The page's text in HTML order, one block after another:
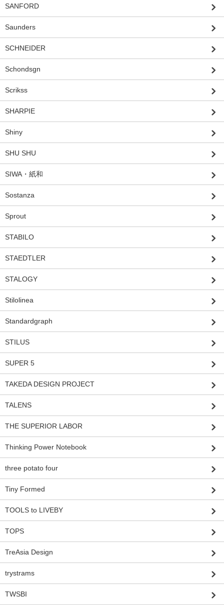
SANFORD
Saunders
SCHNEIDER
Schondsgn
Scrikss
SHARPIE
Shiny
SHU SHU
SIWA・紙和
Sostanza
Sprout
STABILO
STAEDTLER
STALOGY
Stilolinea
Standardgraph
STILUS
SUPER 5
TAKEDA DESIGN PROJECT
TALENS
THE SUPERIOR LABOR
Thinking Power Notebook
three potato four
Tiny Formed
TOOLS to LIVEBY
TOPS
TreAsia Design
trystrams
TWSBI